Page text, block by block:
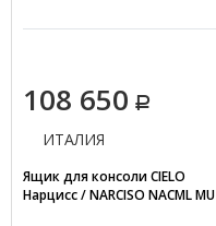
108 650
ИТАЛИЯ
Ящик для консоли CIELO
Нарцисс / NARCISO NACML MU